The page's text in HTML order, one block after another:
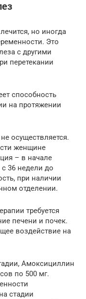
но иногда
Это
с другими
перетекании
способность
на протяжении
осуществляется.
женщине
– в начале
36 недели до
при наличии
отделении.
требуется
печени и почек.
воздействие на
Амоксициллин
по 500 мг.
стадии